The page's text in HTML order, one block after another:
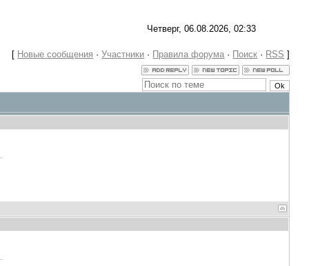
Четверг, 06.08.2026, 02:33
[ Новые сообщения ·Участники · Правила форума · Поиск · RSS ]